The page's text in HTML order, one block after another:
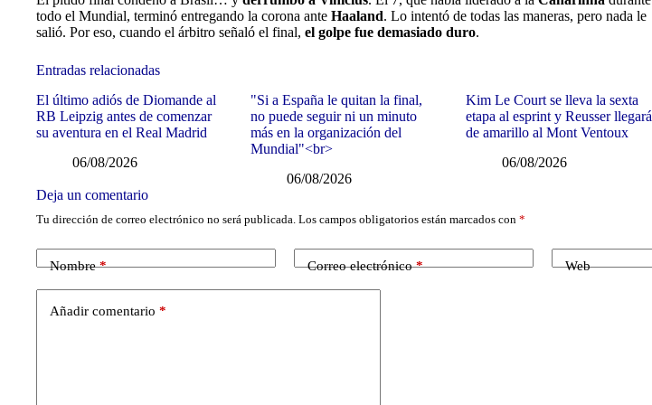
todo el Mundial, terminó entregando la corona ante Haaland. Lo intentó de todas las maneras, pero nada le
salió. Por eso, cuando el árbitro señaló el final, el golpe fue demasiado duro.
Entradas relacionadas
El último adiós de Diomande al
RB Leipzig antes de comenzar
su aventura en el Real Madrid
06/08/2026
"Si a España le quitan la final,
no puede seguir ni un minuto
más en la organización del
Mundial"<br>
06/08/2026
Kim Le Court se lleva la sexta
etapa al esprint y Reusser llegará
de amarillo al Mont Ventoux
06/08/2026
Deja un comentario
Tu dirección de correo electrónico no será publicada. Los campos obligatorios están marcados con *
Nombre* Correo electrónico* Web
Añadir comentario *